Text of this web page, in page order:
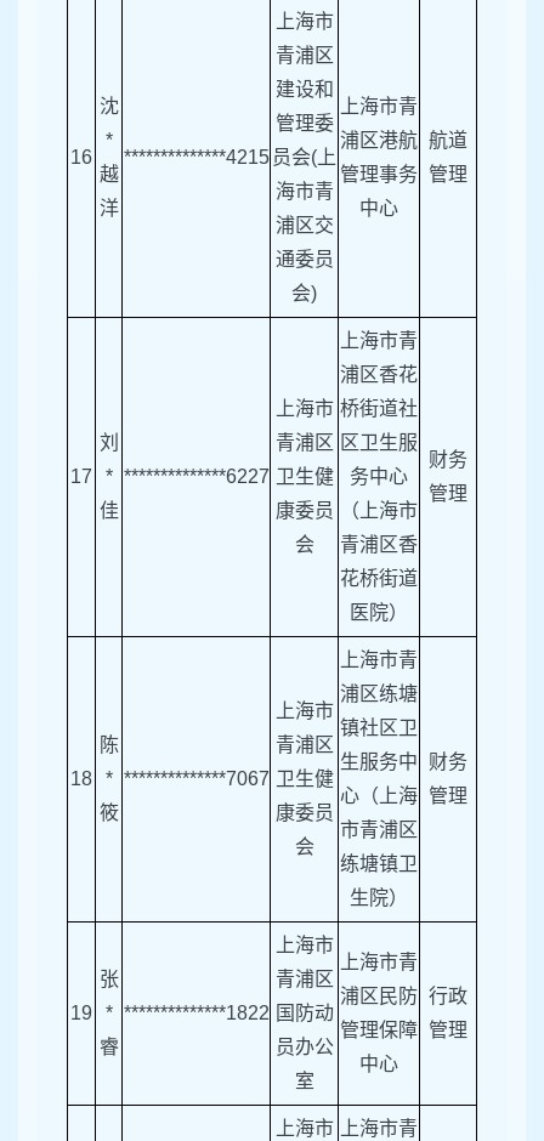
16
沈
*
越
洋
**************4215
上海市
青浦区
建设和
管理委
员会(上
海市青
浦区交
通委员
会)
上海市青
浦区港航
管理事务
中心
航道
管理
17
刘
*
佳
**************6227
上海市
青浦区
卫生健
康委员
会
上海市青
浦区香花
桥街道社
区卫生服
务中心
（上海市
青浦区香
花桥街道
医院）
财务
管理
18
陈
*
筱
**************7067
上海市
青浦区
卫生健
康委员
会
上海市青
浦区练塘
镇社区卫
生服务中
心（上海
市青浦区
练塘镇卫
生院）
财务
管理
19
张
*
睿
**************1822
上海市
青浦区
国防动
员办公
室
上海市青
浦区民防
管理保障
中心
行政
管理
上海市
上海市青